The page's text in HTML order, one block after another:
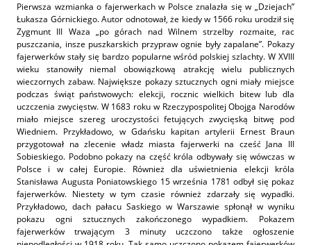
Pierwsza wzmianka o fajerwerkach w Polsce znalazła się w „Dziejach”
Łukasza Górnickiego. Autor odnotował, że kiedy w 1566 roku urodził się
Zygmunt III Waza „po górach nad Wilnem strzelby rozmaite, rac
puszczania, insze puszkarskich przypraw ognie były zapalane”. Pokazy
fajerwerków stały się bardzo popularne wśród polskiej szlachty. W XVIII
wieku stanowiły niemal obowiązkową atrakcję wielu publicznych
wieczornych zabaw. Największe pokazy sztucznych ogni miały miejsce
podczas świąt państwowych: elekcji, rocznic wielkich bitew lub dla
uczczenia zwycięstw. W 1683 roku w Rzeczypospolitej Obojga Narodów
miało miejsce szereg uroczystości fetujących zwycięską bitwę pod
Wiedniem. Przykładowo, w Gdańsku kapitan artylerii Ernest Braun
przygotował na zlecenie władz miasta fajerwerki na cześć Jana III
Sobieskiego. Podobno pokazy na część króla odbywały się wówczas w
Polsce i w całej Europie. Również dla uświetnienia elekcji króla
Stanisława Augusta Poniatowskiego 15 września 1781 odbył się pokaz
fajerwerków. Niestety w tym czasie również zdarzały się wypadki.
Przykładowo, dach pałacu Saskiego w Warszawie spłonął w wyniku
pokazu ogni sztucznych zakończonego wypadkiem. Pokazem
fajerwerków trwającym 3 minuty uczczono także ogłoszenie